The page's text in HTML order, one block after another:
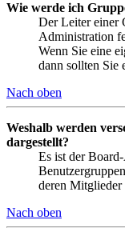
Wie werde ich
Der Leiter einer
Administration
Wenn Sie eine
dann sollten Sie
Nach oben
Weshalb werden
dargestellt?
Es ist der
deren
Nach oben